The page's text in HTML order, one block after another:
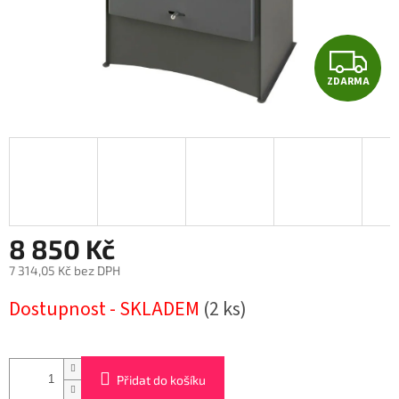
Z
D
A
ZDARMA
8 850 Kč
7 314,05 Kč bez DPH
cena:
Dostupnost - SKLADEM (2 ks)
Přidat do košíku